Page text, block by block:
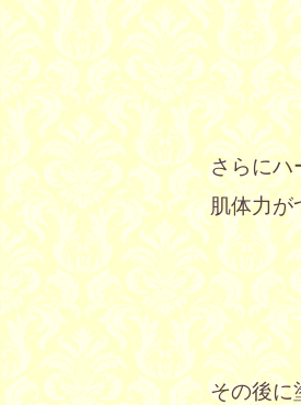
さらにハ
肌体力が
その後に